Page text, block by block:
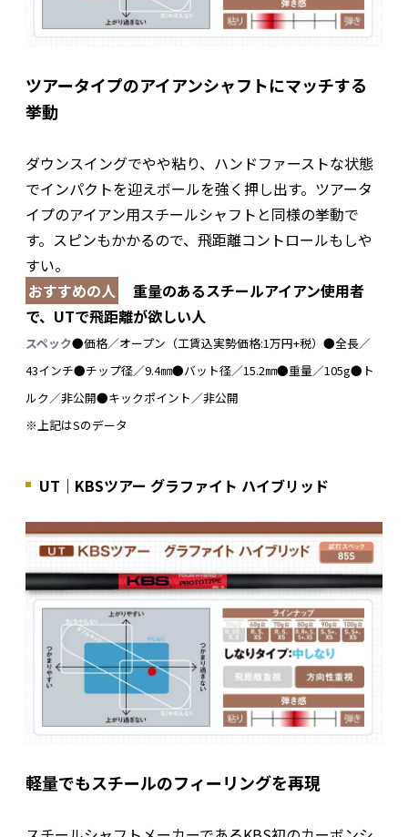
ツアータイプのアイアンシャフトにマッチする
挙動
ダウンスイングでやや粘り、ハンドファーストな状態
でインパクトを迎えボールを強く押し出す。ツアータ
イプのアイアン用スチールシャフトと同様の挙動で
す。スピンもかかるので、飛距離コントロールもしや
すい。
おすすめの人
重量のあるスチールアイアン使用者
で、UTで飛距離が欲しい人
スペック●価格／オープン（工賃込実勢価格:1万円+税）●全長／
43インチ●チップ径／9.4㎜●バット径／15.2㎜●重量／105g●ト
ルク／非公開●キックポイント／非公開
※上記はSのデータ
UT｜KBSツアー グラファイト ハイブリッド
軽量でもスチールのフィーリングを再現